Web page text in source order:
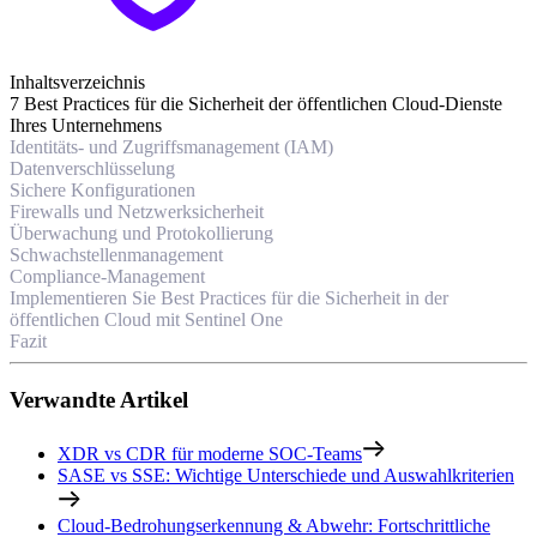
Inhaltsverzeichnis
7 Best Practices für die Sicherheit der öffentlichen Cloud-Dienste
Ihres Unternehmens
Identitäts- und Zugriffsmanagement (IAM)
Datenverschlüsselung
Sichere Konfigurationen
Firewalls und Netzwerksicherheit
Überwachung und Protokollierung
Schwachstellenmanagement
Compliance-Management
Implementieren Sie Best Practices für die Sicherheit in der
öffentlichen Cloud mit Sentinel One
Fazit
Verwandte Artikel
XDR vs CDR für moderne SOC-Teams
SASE vs SSE: Wichtige Unterschiede und Auswahlkriterien
Cloud-Bedrohungserkennung & Abwehr: Fortschrittliche